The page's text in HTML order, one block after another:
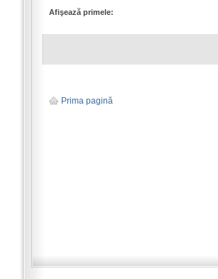
Afişează primele:
Prima pagină